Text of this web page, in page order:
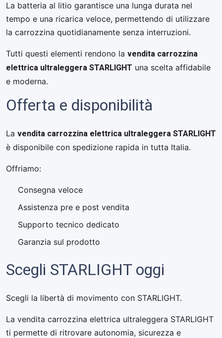
La batteria al litio garantisce una lunga durata nel
tempo e una ricarica veloce, permettendo di utilizzare
la carrozzina quotidianamente senza interruzioni.
Tutti questi elementi rendono la vendita carrozzina
elettrica ultraleggera STARLIGHT una scelta affidabile
e moderna.
Offerta e disponibilità
La vendita carrozzina elettrica ultraleggera STARLIGHT
è disponibile con spedizione rapida in tutta Italia.
Offriamo:
Consegna veloce
Assistenza pre e post vendita
Supporto tecnico dedicato
Garanzia sul prodotto
Scegli STARLIGHT oggi
Scegli la libertà di movimento con STARLIGHT.
La vendita carrozzina elettrica ultraleggera STARLIGHT
ti permette di ritrovare autonomia, sicurezza e